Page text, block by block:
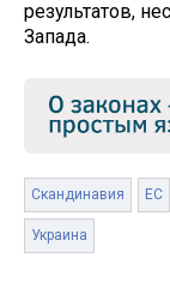
результатов,
Запада.
Скандинавия ЕС
Украина